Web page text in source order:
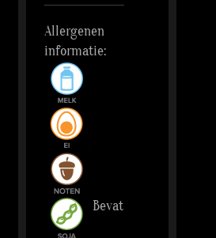
Allergenen
informatie:
Bevat